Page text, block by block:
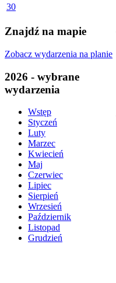
30
Znajdź na mapie
Zobacz wydarzenia na planie
2026 - wybrane
wydarzenia
Wstęp
Styczeń
Luty
Marzec
Kwiecień
Maj
Czerwiec
Lipiec
Sierpień
Wrzesień
Październik
Listopad
Grudzień